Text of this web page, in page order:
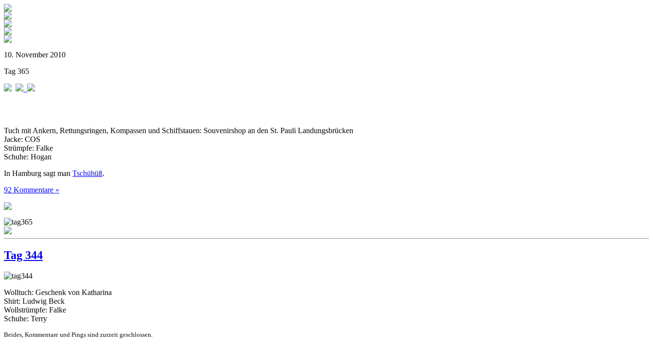
10. November 2010
Tag 365
Tuch mit Ankern, Rettungsringen, Kompassen und Schiffstauen: Souvenirshop an den St. Pauli Landungsbrücken
Jacke: COS
Strümpfe: Falke
Schuhe: Hogan
In Hamburg sagt man Tschühüß.
92 Kommentare »
Tag 344
Wolltuch: Geschenk von Katharina
Shirt: Ludwig Beck
Wollstrümpfe: Falke
Schuhe: Terry
Beides, Kommentare und Pings sind zurzeit geschlossen.